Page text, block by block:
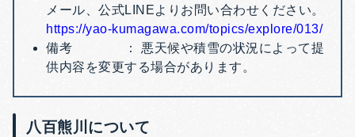
メール、公式LINEよりお問い合わせください。
https://yao-kumagawa.com/topics/explore/013/
備考 ： 悪天候や積雪の状況によって提
供内容を変更する場合があります。
八百熊川について